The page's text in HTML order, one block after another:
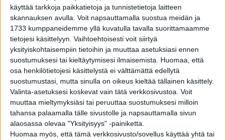
käyttää tarkkoja paikkatietoja ja tunnistetietoja laitteen
skannauksen avulla. Voit napsauttamalla suostua meidän ja
1733 kumppaneidemme yllä kuvatulla tavalla suorittamaamme
tietojesi käsittelyyn. Vaihtoehtoisesti voit siirtyä
yksityiskohtaisempiin tietoihin ja muuttaa asetuksiasi ennen
suostumuksesi tai kieltäytymisesi ilmaisemista. Huomaa, että
osa henkilötietojesi käsittelystä ei välttämättä edellytä
suostumustasi, mutta sinulla on oikeus kieltää tällainen käsittely.
Valinta-asetuksesi koskevat vain tätä verkkosivustoa. Voit
muuttaa mieltymyksiäsi tai peruuttaa suostumuksesi milloin
tahansa palaamalla tälle sivustolle ja napsauttamalla sivun
alaosassa olevaa "Yksityisyys" -painiketta.
Huomaa myös, että tämä verkkosivusto/sovellus käyttää yhtä tai
Eläinnäyttelijät Rin Tin Tinistä Babe-possuihin
sulattivat sydämet: Hollywoodin 10 karvaista
sankaria – osa 2
VIIHDE 1 vuosi sitten
Hollywoodin karvaiset sankarit: 10 valloittavaa
eläinnäyttelijää – osa 1
Top 10 elokuvien ärsyttävimmät kliseet –
voisiko näistä jo pikkuhiljaa luopua!?